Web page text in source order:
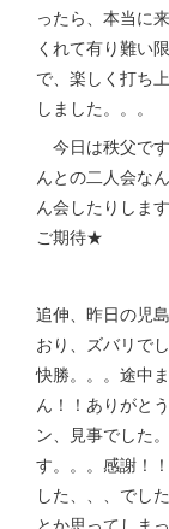
ったら、本当に
くれて有り難い
で、楽しく打ち
しました。。。
今日は秩父で
んとの二人会な
ん会したりしま
ご期待★
追伸、昨日の児
おり、ズバリで
快勝。。。途中
ん！！ありがと
ン、見事でした
す。。。感謝！
した、、、でし
とか思ってしま